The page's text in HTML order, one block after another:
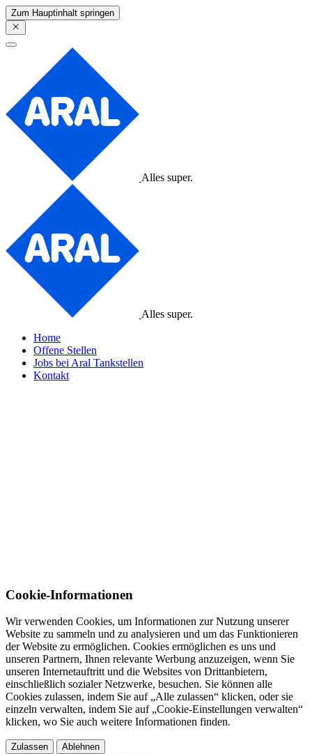
Zum Hauptinhalt springen
Alles super.
Alles super.
Home
Offene Stellen
Jobs bei Aral Tankstellen
Kontakt
Cookie-Informationen
Wir verwenden Cookies, um Informationen zur Nutzung unserer
Website zu sammeln und zu analysieren und um das Funktionieren
der Website zu ermöglichen. Cookies ermöglichen es uns und
unseren Partnern, Ihnen relevante Werbung anzuzeigen, wenn Sie
unseren Internetauftritt und die Websites von Drittanbietern,
einschließlich sozialer Netzwerke, besuchen. Sie können alle
Cookies zulassen, indem Sie auf „Alle zulassen“ klicken, oder sie
einzeln verwalten, indem Sie auf „Cookie-Einstellungen verwalten“
klicken, wo Sie auch weitere Informationen finden.
Zulassen
Ablehnen